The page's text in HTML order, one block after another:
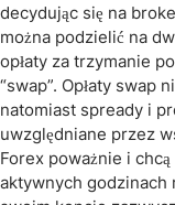
decydując się na
można podzielić na
opłaty za trzymanie
“swap”. Opłaty swap
natomiast spready i
uwzględniane przez
Forex poważnie i
aktywnych godzinach